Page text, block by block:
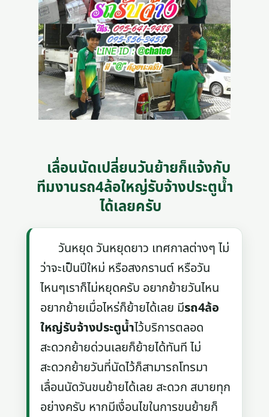
เลื่อนนัดเปลี่ยนวันย้ายก็แจ้งกับ
ทีมงานรถ4ล้อใหญ่รับจ้างประตูน้ำ
ได้เลยครับ
วันหยุด วันหยุดยาว เทศกาลต่างๆ ไม่
ว่าจะเป็นปีใหม่ หรือสงกรานต์ หรือวัน
ไหนๆเราก็ไม่หยุดครับ อยากย้ายวันไหน
อยากย้ายเมื่อไหร่ก็ย้ายได้เลย มีรถ4ล้อ
ใหญ่รับจ้างประตูน้ำไว้บริการตลอด
สะดวกย้ายด่วนเลยก็ย้ายได้ทันที ไม่
สะดวกย้ายวันที่นัดไว้ก็สามารถโทรมา
เลื่อนนัดวันขนย้ายได้เลย สะดวก สบายทุก
อย่างครับ หากมีเงื่อนไขในการขนย้ายก็